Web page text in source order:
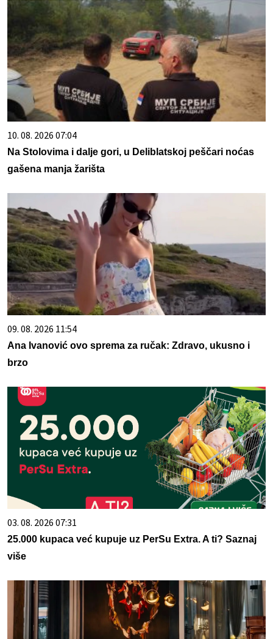
10. 08. 2026 07:04
Na Stolovima i dalje gori, u Deliblatskoj peščari noćas
gašena manja žarišta
09. 08. 2026 11:54
Ana Ivanović ovo sprema za ručak: Zdravo, ukusno i
brzo
03. 08. 2026 07:31
25.000 kupaca već kupuje uz PerSu Extra. A ti? Saznaj
više